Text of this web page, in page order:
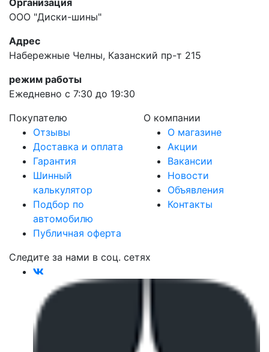
Организация
ООО "Диски-шины"
Адрес
Набережные Челны, Казанский пр-т 215
режим работы
Ежедневно с 7:30 до 19:30
Покупателю
Отзывы
Доставка и оплата
Гарантия
Шинный
калькулятор
Подбор по
автомобилю
Публичная оферта
О компании
О магазине
Акции
Вакансии
Новости
Объявления
Контакты
Следите за нами в соц. сетях